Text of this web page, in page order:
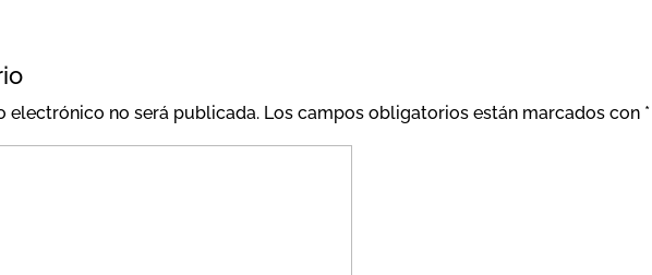
electrónico no será publicada. Los campos obligatorios están marcados con *